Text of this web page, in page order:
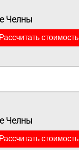
Челны
Раcсчитать стоимость
Челны
Раcсчитать стоимость